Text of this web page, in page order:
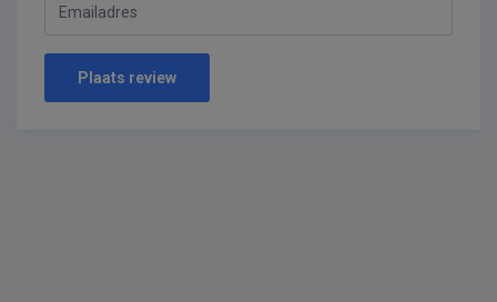
Plaats review